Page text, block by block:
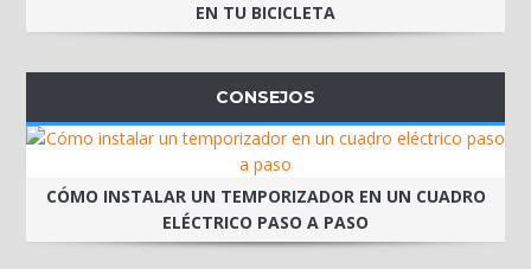
EN TU BICICLETA
CONSEJOS
CÓMO INSTALAR UN TEMPORIZADOR EN UN CUADRO
ELÉCTRICO PASO A PASO